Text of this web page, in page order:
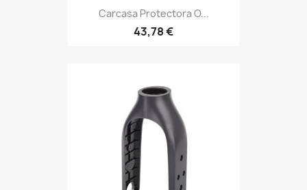
Carcasa Protectora O...
43,78 €